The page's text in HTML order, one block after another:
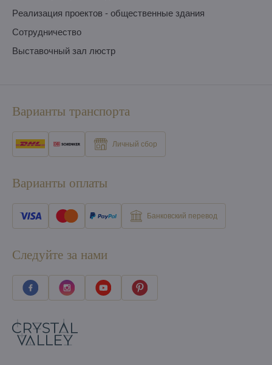
Pеализация проектов - общественные здания
Сотрудничество
Выставочный зал люстр
Варианты транспорта
Личный сбор
Варианты оплаты
Банковский перевод
Следуйте за нами